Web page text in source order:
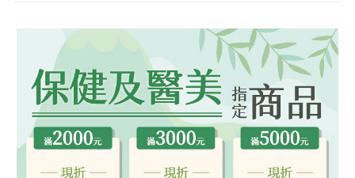
務必使用以下正確連結。
https://www.facebook.com/yourchance...